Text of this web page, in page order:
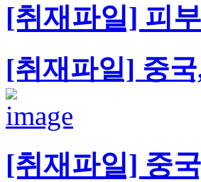
[취재파일] 피
[취재파일] 중
[취재파일] 중